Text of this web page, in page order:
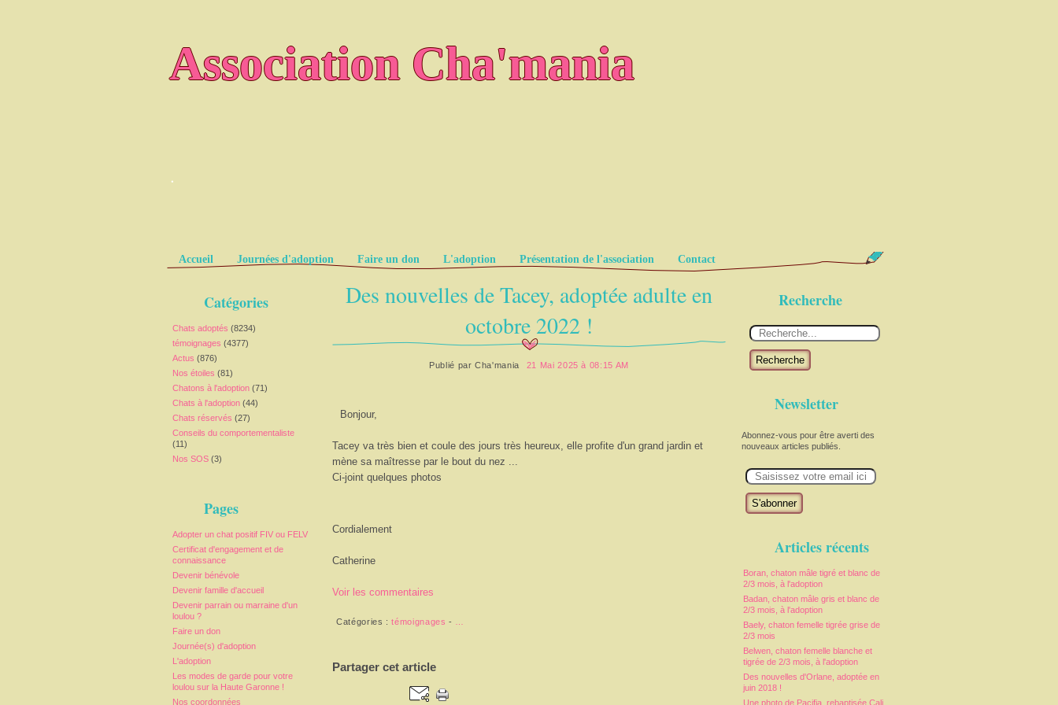
Association Cha'mania
.
Pages
Accueil Journées d'adoption Faire un don L'adoption Présentation de l'association Contact
Catégories
Chats adoptés (8234)
témoignages (4377)
Actus (876)
Nos étoiles (81)
Chatons à l'adoption (71)
Chats à l'adoption (44)
Chats réservés (27)
Conseils du comportementaliste
(11)
Nos SOS (3)
Pages
Adopter un chat positif FIV ou FELV
Certificat d'engagement et de
connaissance
Devenir bénévole
Devenir famille d'accueil
Devenir parrain ou marraine d'un
loulou ?
Faire un don
Journée(s) d'adoption
L'adoption
Les modes de garde pour votre
loulou sur la Haute Garonne !
Nos coordonnées
Recherche
Recherche
Newsletter
Abonnez-vous pour être averti des
nouveaux articles publiés.
m
Articles récents
Boran, chaton mâle tigré et blanc de
2/3 mois, à l'adoption
Badan, chaton mâle gris et blanc de
2/3 mois, à l'adoption
Baely, chaton femelle tigrée grise de
2/3 mois
Belwen, chaton femelle blanche et
tigrée de 2/3 mois, à l'adoption
Des nouvelles d'Orlane, adoptée en
juin 2018 !
Une photo de Pacifia, rebaptisée Cali,
Des nouvelles de Tacey, adoptée adulte en
octobre 2022 !
Publié parCha'mania 21 Mai 2025 à 08:15 AM
Bonjour,
Tacey va très bien et coule des jours très heureux, elle profite d'un grand jardin et
mène sa maîtresse par le bout du nez ...
Ci-joint quelques photos
Cordialement
Catherine
Voir les commentaires
Catégories :témoignages -
Partager cet article